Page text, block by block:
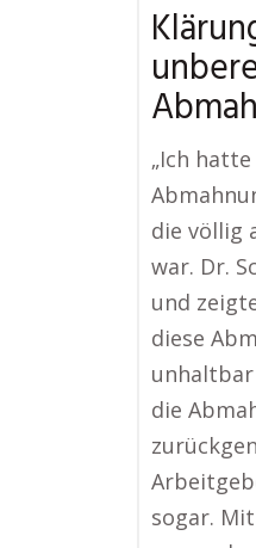
„Ich
die völlig
war. Dr.
und
diese
die
sogar.